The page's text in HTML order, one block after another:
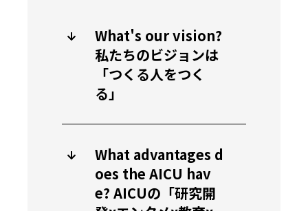
What's our vision?
私たちのビジョンは
「つくる人をつく
る」
What advantages d
oes the AICU hav
e? AICUの「研究開